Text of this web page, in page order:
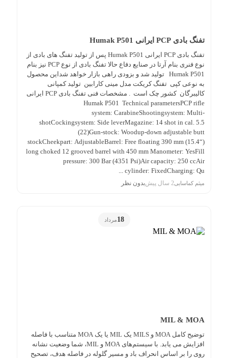
تفنگ بادی PCP ایرانی Humak P501
تفنگ بادی PCP ایرانی Humak P501 پس از تولید تفنگ های بادی از
نوع فنری بنام آرتا در صنایع دفاع حالا تفنگ بادی از نوع PCP نیز بنام
Humak P501 تولید شد و بزودی راهی بازار خواهد شداین محصول
به نوعی کپی تفنگ کریکت مدل مینی کارابین تولید کمپانی
کالیبرگان کشور چک است . مشخصات فنی تفنگ بادی PCP ایرانی
Humak P501 Technical parametersPCP rifle
system: CarabineShootingsystem: Multi-
shotCockingsystem: Side leverMagazine: 14 shot in cal. 5.5
(22)Gun-stock: Woodup-down adjustable butt
stockCheekpart: AdjustableBarrel: Free floating 390 mm (15.4“)
long choked 12 grooved barrel with 450 mm Manometer: YesFill
pressure: 300 Bar (4351 Psi)Air capacity: 250 ccAir
cylinder: FixedCharging: Qu ...
میثم کماسایی2 سال پیش بدون نظر
18مرداد
MIL & MOA
توضیح کامل MOA و MILS یک MIL یا یک MOA متناسب با فاصله
افزایش می یابد. با سیستم‌های MOA و MIL، شما وضعیت نشانه
روی را بر اساس انحراف باد و مسیر گلوله در فاصله هدف، تصحیح